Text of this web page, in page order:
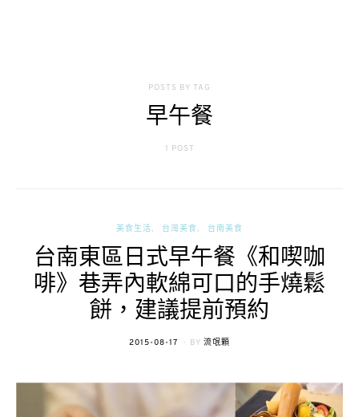
POSTS BY TAG
早午餐
1 POST
美食生活 台灣美食 台南美食
台南東區日式早午餐《和喫咖
啡》巷弄內軟綿可口的手燒鬆
餅，建議提前預約
POSTED
2015-08-17 BY 流氓顆